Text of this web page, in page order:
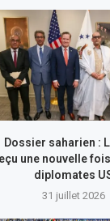
Dossier saharien :
une nouvelle
diplomates
31 juillet 2026